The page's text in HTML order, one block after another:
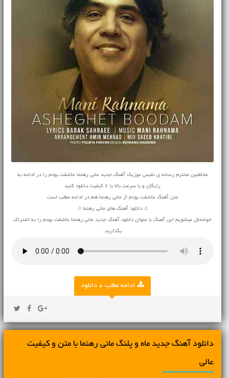
مخاطبین محترم رسانه ی نفیس موزیک آهنگ جدید مانی رهنما عاشقت بودم را در ادامه به
رایگان و با سرعت بالا با 2 کیفیت دانلود کنید
متن آهنگ عاشقت بودم از مانی رهنما هم در ادامه مطلب است
♫ دانلود آهنگ های مانی رهنما ♫
خوشحال میشویم این آهنگ با عنوان دانلود آهنگ جدید مانی رهنما عاشقت بودم را به اشتراک
بگذارید.
ادامه مطلب + دانلود
دانلود آهنگ جديد ماه و پلنگ مانی رهنما با متن و کیفیت
عالی